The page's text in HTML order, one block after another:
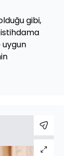
gibi,
uygun